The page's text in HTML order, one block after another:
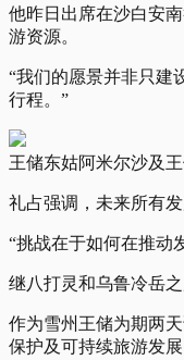
他昨日出席在沙白安
游资源。
“我们的愿景并非只建
行程。”
王储东姑阿米尔沙及
礼占强调，未来所有
“挑战在于如何在推动
继八打灵和乌鲁冷岳
作为雪州王储为期两
保护及可持续旅游发展